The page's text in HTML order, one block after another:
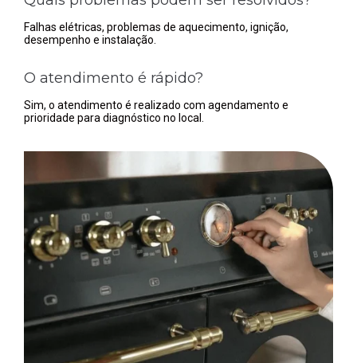
Falhas elétricas, problemas de aquecimento, ignição,
desempenho e instalação.
O atendimento é rápido?
Sim, o atendimento é realizado com agendamento e
prioridade para diagnóstico no local.